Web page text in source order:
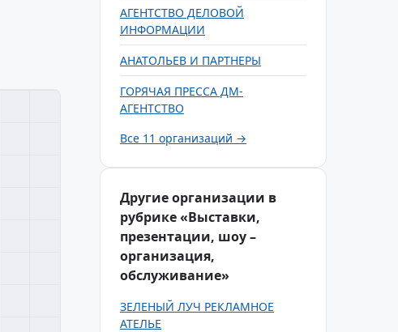
АГЕНТСТВО ДЕЛОВОЙ
ИНФОРМАЦИИ
АНАТОЛЬЕВ И ПАРТНЕРЫ
ГОРЯЧАЯ ПРЕССА ДМ-
АГЕНТСТВО
Все 11 организаций →
Другие организации в
рубрике «Выставки,
презентации, шоу –
организация,
обслуживание»
ЗЕЛЕНЫЙ ЛУЧ РЕКЛАМНОЕ
АТЕЛЬЕ